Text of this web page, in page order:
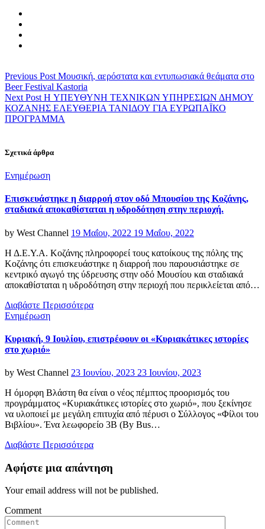
Previous Post Μουσική, αερόστατα και εντυπωσιακά θεάματα στο
Beer Festival Kastoria
Next Post H ΥΠΕΥΘΥΝΗ ΤΕΧΝΙΚΩΝ ΥΠΗΡΕΣΙΩΝ ΔΗΜΟΥ
ΚΟΖΑΝΗΣ ΕΛΕΥΘΕΡΙΑ ΤΑΝΙΔΟΥ ΓΙΑ ΕΥΡΩΠΑΪΚΟ
ΠΡΟΓΡΑΜΜΑ
Σχετικά άρθρα
Categories
Ενημέρωση
Επισκευάστηκε η διαρροή στον οδό Μπουσίου της Κοζάνης,
σταδιακά αποκαθίσταται η υδροδότηση στην περιοχή.
by West Channel Posted
19 Μαΐου, 2022 19 Μαΐου, 2022
Η Δ.Ε.Υ.Α. Κοζάνης πληροφορεί τους κατοίκους της πόλης της
Κοζάνης ότι επισκευάστηκε η διαρροή που παρουσιάστηκε σε
κεντρικό αγωγό της ύδρευσης στην οδό Μουσίου και σταδιακά
αποκαθίσταται η υδροδότηση στην περιοχή που περικλείεται από…
Διαβάστε Περισσότερα
Categories
Ενημέρωση
Κυριακή, 9 Ιουλίου, επιστρέφουν οι «Κυριακάτικες ιστορίες
στο χωριό»
by West Channel Posted
23 Ιουνίου, 2023 23 Ιουνίου, 2023
Η όμορφη Βλάστη θα είναι ο νέος πέμπτος προορισμός του
προγράμματος «Κυριακάτικες ιστορίες στο χωριό», που ξεκίνησε
να υλοποιεί με μεγάλη επιτυχία από πέρυσι ο Σύλλογος «Φίλοι του
Βιβλίου». Ένα λεωφορείο 3B (By Bus…
Διαβάστε Περισσότερα
Αφήστε μια απάντηση
Your email address will not be published.
Comment